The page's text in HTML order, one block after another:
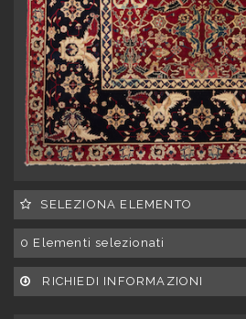
SELEZIONA ELEMENTO
0 Elementi selezionati
RICHIEDI INFORMAZIONI